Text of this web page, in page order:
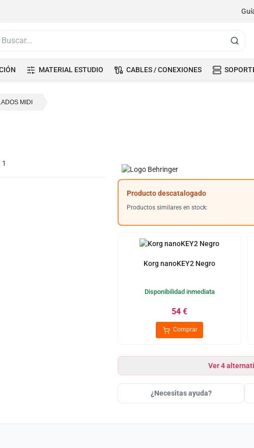
MATERIAL ESTUDIO CABLES / CONEXIONES
MIDI
Producto descatalogado
Productos similares en stock:
Korg nanoKEY2 Negro
Disponibilidad inmediata
54 €
Comprar
Ver 4
¿Necesitas ayuda?